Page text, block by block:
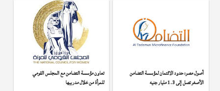
أصول مصر: حدود الائتمان لمؤسسة التضامن
الأصغر تصل إلى 1.3 مليار جنيه
تعاون مؤسسة التضامن مع المجلس القومي
للمرأة من خلال مدربيها